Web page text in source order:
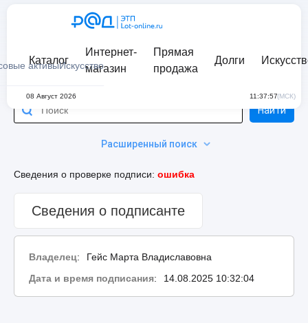
активыИскусство
Каталог
Интернет-
магазин
Прямая
продажа
Долги
08 Август 2026 11:37:57(МСК)
Расширенный поиск
Найти
Сведения о проверке подписи: ошибка
Сведения о подписанте
Владелец:
Гейс Марта Владиславовна
Дата и время подписания: 14.08.2025 10:32:04